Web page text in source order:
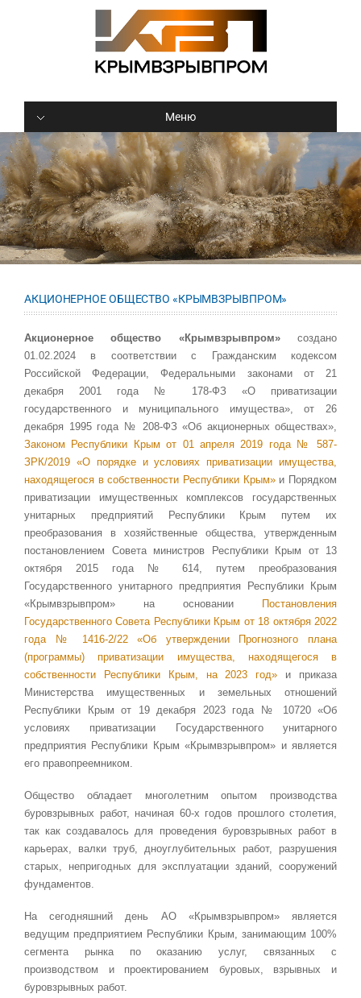
Меню
АКЦИОНЕРНОЕ ОБЩЕСТВО «КРЫМВЗРЫВПРОМ»
Акционерное общество «Крымвзрывпром»создано
01.02.2024 в соответствии с Гражданским кодексом
Российской Федерации, Федеральными законами от 21
декабря 2001 года № 178-ФЗ «О приватизации
государственного и муниципального имущества», от 26
декабря 1995 года № 208-ФЗ «Об акционерных обществах»,
Законом Республики Крым от 01 апреля 2019 года № 587-
ЗРК/2019 «О порядке и условиях приватизации имущества,
находящегося в собственности Республики Крым»и Порядком
приватизации имущественных комплексов государственных
унитарных предприятий Республики Крым путем их
преобразования в хозяйственные общества, утвержденным
постановлением Совета министров Республики Крым от 13
октября 2015 года № 614, путем преобразования
Государственного унитарного предприятия Республики Крым
«Крымвзрывпром» на основании
Постановления
Государственного Совета Республики Крым от 18 октября 2022
года № 1416-2/22 «Об утверждении Прогнозного плана
(программы) приватизации имущества, находящегося в
собственности Республики Крым, на 2023 год» и приказа
Министерства имущественных и земельных отношений
Республики Крым от 19 декабря 2023 года № 10720 «Об
условиях приватизации Государственного унитарного
предприятия Республики Крым «Крымвзрывпром» и является
его правопреемником.
Общество обладает многолетним опытом производства
буровзрывных работ, начиная 60-х годов прошлого столетия,
так как создавалось для проведения буровзрывных работ в
карьерах, валки труб, дноуглубительных работ, разрушения
старых, непригодных для эксплуатации зданий, сооружений
фундаментов.
На сегодняшний день АО «Крымвзрывпром» является
ведущим предприятием Республики Крым, занимающим 100%
сегмента рынка по оказанию услуг, связанных с
производством и проектированием буровых, взрывных и
буровзрывных работ.